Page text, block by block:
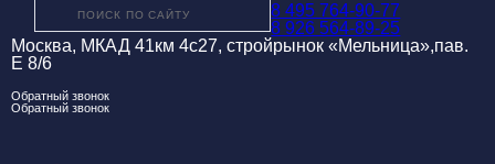
8 495 764-90-77
8 926 564-89-25
Москва, МКАД 41км 4с27, стройрынок «Мельница»,пав.
Е 8/6
Обратный звонок
Обратный звонок